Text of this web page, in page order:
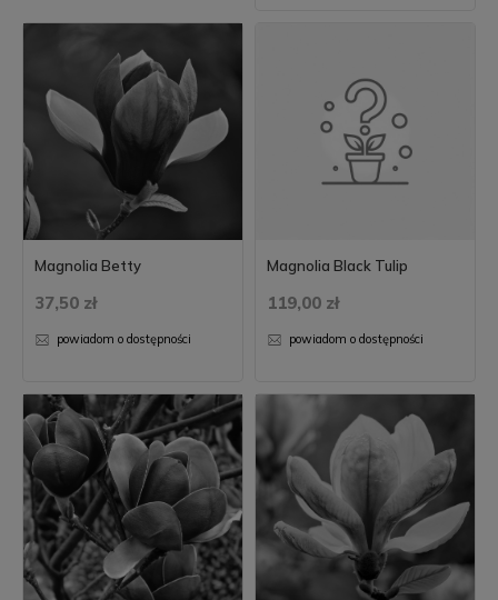
Magnolia Betty
37,50 zł
powiadom o dostępności
Magnolia Black Tulip
119,00 zł
powiadom o dostępności